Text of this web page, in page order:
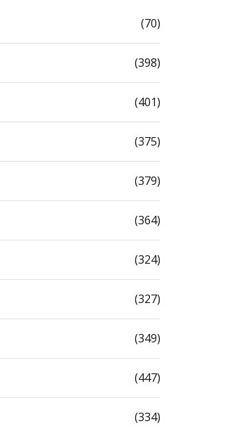
(70)
(398)
(401)
(375)
(379)
(364)
(324)
(327)
(349)
(447)
(334)